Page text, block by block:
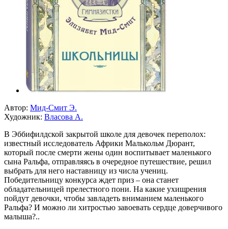
Автор: Мид-Смит Э.
Художник: Власова А.
В Эббифилдской закрытой школе для девочек переполох:
известный исследователь Африки Малькольм Дюрант,
который после смерти жены один воспитывает маленького
сына Ральфа, отправляясь в очередное путешествие, решил
выбрать для него наставницу из числа учениц.
Победительницу конкурса ждет приз – она станет
обладательницей прелестного пони. На какие ухищрения
пойдут девочки, чтобы завладеть вниманием маленького
Ральфа? И можно ли хитростью завоевать сердце доверчивого
малыша?..